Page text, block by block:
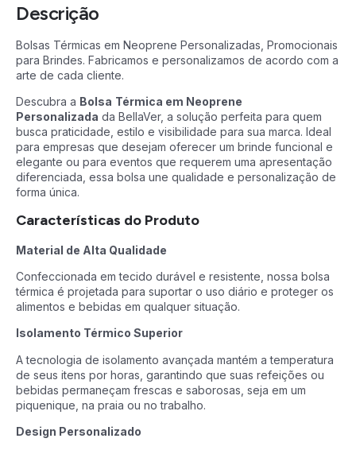
Descrição
Bolsas Térmicas em Neoprene Personalizadas, Promocionais
para Brindes. Fabricamos e personalizamos de acordo com a
arte de cada cliente.
Descubra a Bolsa Térmica em Neoprene
Personalizada da BellaVer, a solução perfeita para quem
busca praticidade, estilo e visibilidade para sua marca. Ideal
para empresas que desejam oferecer um brinde funcional e
elegante ou para eventos que requerem uma apresentação
diferenciada, essa bolsa une qualidade e personalização de
forma única.
Características do Produto
Material de Alta Qualidade
Confeccionada em tecido durável e resistente, nossa bolsa
térmica é projetada para suportar o uso diário e proteger os
alimentos e bebidas em qualquer situação.
Isolamento Térmico Superior
A tecnologia de isolamento avançada mantém a temperatura
de seus itens por horas, garantindo que suas refeições ou
bebidas permaneçam frescas e saborosas, seja em um
piquenique, na praia ou no trabalho.
Design Personalizado